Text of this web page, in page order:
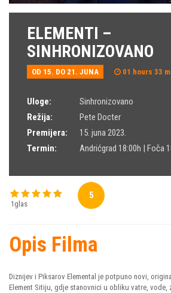
ELEMENTI –
SINHRONIZOVANO
OD 15. DO 21. JUNA 01 hours 33
Uloge:
Sinhronizovano
Režija:
Pete Docter
Premijera:
15. juna 2023.
Termin:
Andrićgrad 18:00h | Foča
1glas
5
Opis Filma
Diznijev i Piksarov Elemental je potpuno novi,
Element Sitiju, gdje stanovnici u obliku vatre, vode,